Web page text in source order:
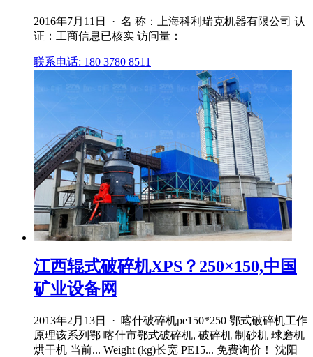
2016年7月11日 · 名 称：上海科利瑞克机器有限公司 认
证：工商信息已核实 访问量：
联系电话: 180 3780 8511
江西辊式破碎机XPS？250×150,中国
矿业设备网
2013年2月13日 · 喀什破碎机pe150*250 鄂式破碎机工作
原理该系列鄂 喀什市鄂式破碎机, 破碎机 制砂机 球磨机
烘干机 当前... Weight (kg)长宽 PE15... 免费询价！ 沈阳